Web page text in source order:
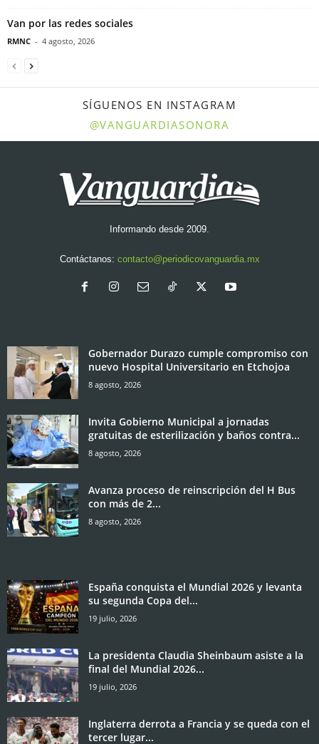
Van por las redes sociales
RMNC - 4 agosto, 2026
SÍGUENOS EN INSTAGRAM
@VANGUARDIASONORA
Informando desde 2009.
Contáctanos: contacto@periodicovanguardia.mx
Gobernador Durazo cumple compromiso con
nuevo Hospital Universitario en Etchojoa
8 agosto, 2026
Invita Gobierno Municipal a jornadas
gratuitas de esterilización y baños contra...
8 agosto, 2026
Avanza proceso de reinscripción del H Bus
con más de 2...
8 agosto, 2026
España conquista el Mundial 2026 y levanta
su segunda Copa del...
19 julio, 2026
La presidenta Claudia Sheinbaum asiste a la
final del Mundial 2026...
19 julio, 2026
Inglaterra derrota a Francia y se queda con el
tercer lugar...